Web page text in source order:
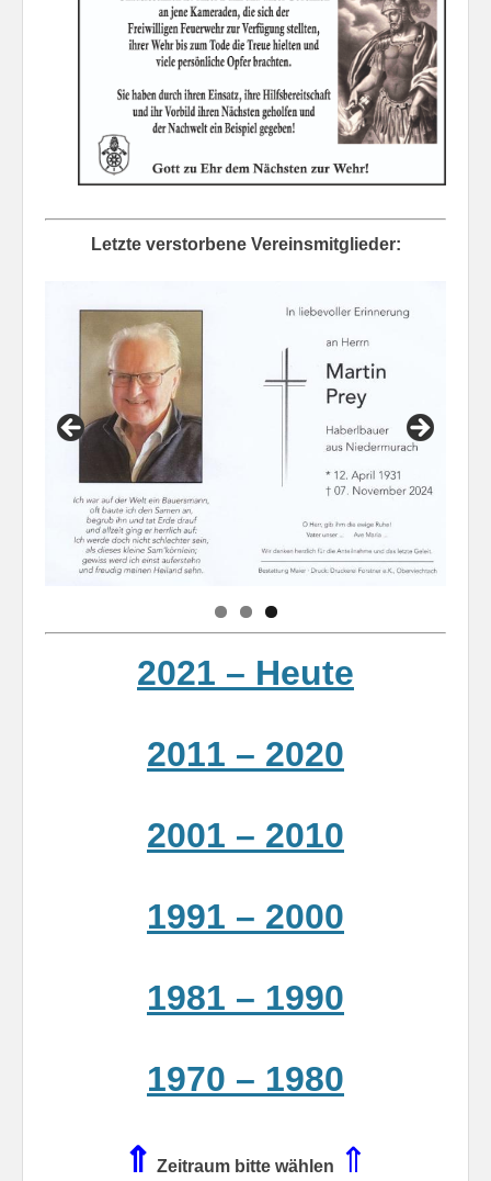
Letzte verstorbene Vereinsmitglieder:
2021 – Heute
2011 – 2020
2001 – 2010
1991 – 2000
1981 – 1990
1970 – 1980
⇑ Zeitraum bitte wählen ⇑